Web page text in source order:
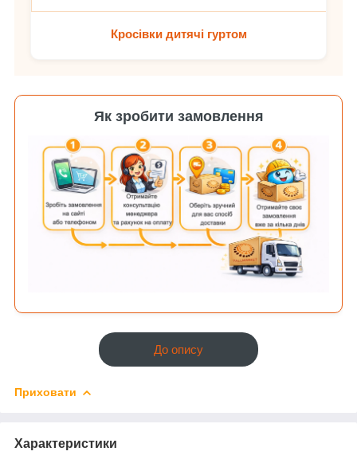
Кросівки дитячі гуртом
Як зробити замовлення
До опису
Приховати
Характеристики